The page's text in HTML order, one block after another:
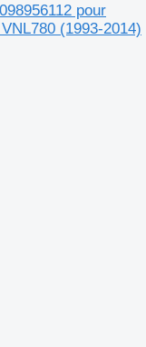
pour
(1993-2014)